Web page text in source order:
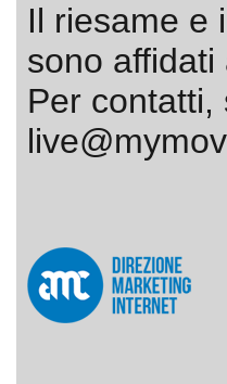
Il riesame e
sono
Per